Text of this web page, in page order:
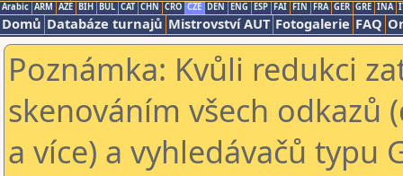
Arabic ARM AZE BIH BUL CAT CHN CRO CZE DEN ENG ESP FAI FIN FRA GER GRE INA
Domů Databáze turnajů Mistrovství AUT Fotogalerie FAQ
Poznámka: Kvůli redukci
skenováním všech odkazů
a více) a vyhledávačů typu